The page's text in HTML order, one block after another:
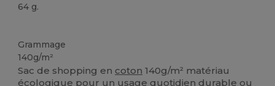
64 g.
Grammage
140g/m²
Sac de shopping en coton 140g/m² matériau
écologique pour un usage quotidien durable ou